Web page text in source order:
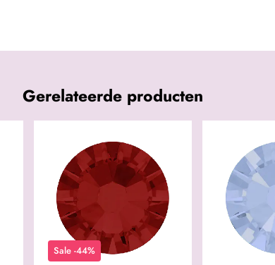
Gerelateerde producten
Sale -44%